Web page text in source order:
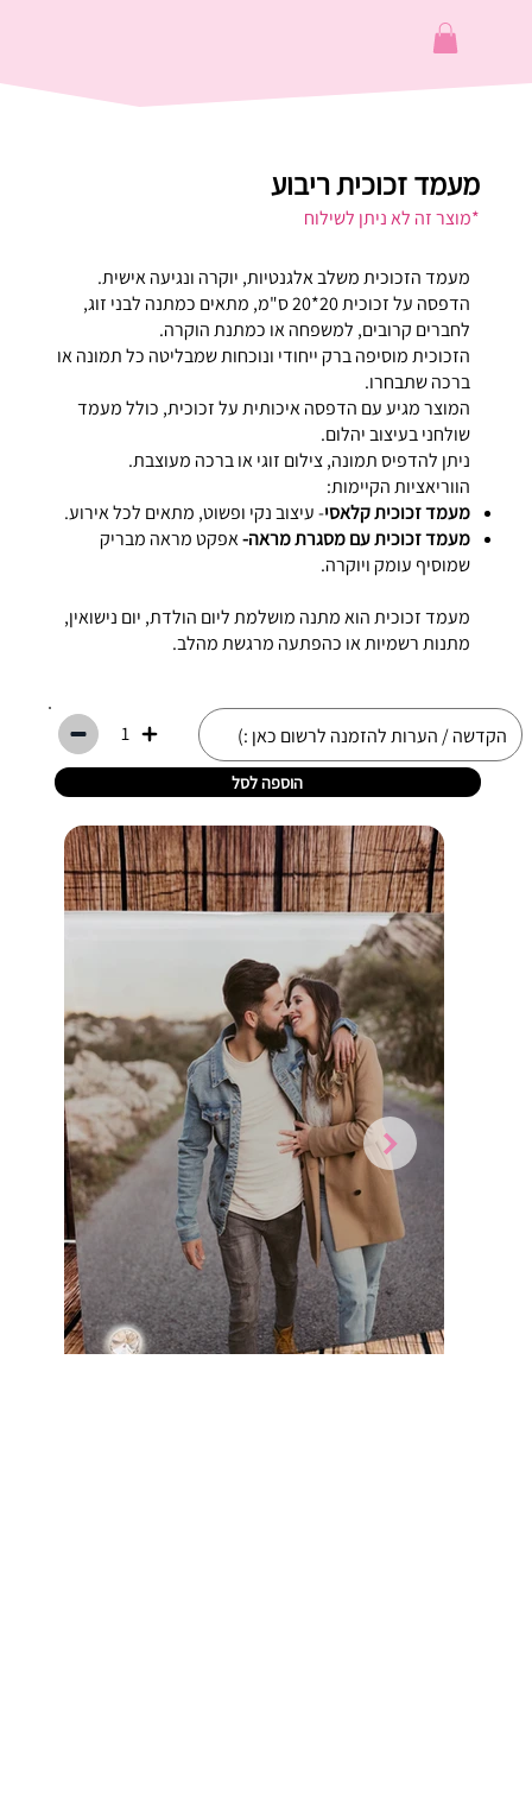
מעמד זכוכית ריבוע
*מוצר זה לא ניתן לשילוח
מעמד הזכוכית משלב אלגנטיות, יוקרה ונגיעה אישית.
הדפסה על זכוכית 20*20 ס"מ, מתאים כמתנה לבני זוג,
לחברים קרובים, למשפחה או כמתנת הוקרה.
הזכוכית מוסיפה ברק ייחודי ונוכחות שמבליטה כל תמונה או
ברכה שתבחרו.
המוצר מגיע עם הדפסה איכותית על זכוכית, כולל מעמד
שולחני בעיצוב יהלום.
ניתן להדפיס תמונה, צילום זוגי או ברכה מעוצבת.
הווריאציות הקיימות:
מעמד זכוכית קלאסי- עיצוב נקי ופשוט, מתאים לכל אירוע.
מעמד זכוכית עם מסגרת מראה-אפקט מראה מבריק
שמוסיף עומק ויוקרה.
מעמד זכוכית הוא מתנה מושלמת ליום הולדת, יום נישואין,
מתנות רשמיות או כהפתעה מרגשת מהלב.
1
הוספה לסל